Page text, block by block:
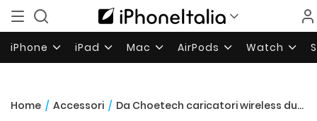
iPhone iPad Mac AirPods Watch
Home / Accessori / Da Choetech caricatori wireless dual e per auto compatibili con iPhone